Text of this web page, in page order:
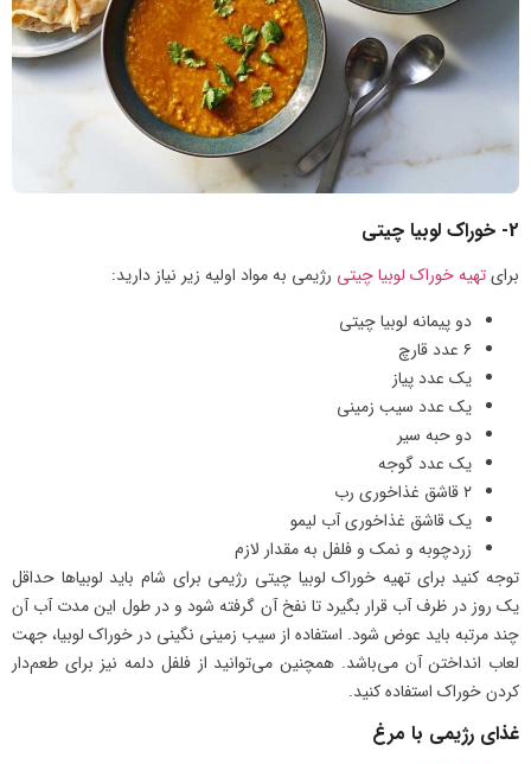
2- خوراک لوبیا چیتی
برایتهیه خوراک لوبیا چیتی رژیمی به مواد اولیه زیر نیاز دارید:
دو پیمانه لوبیا چیتی
۶ عدد قارچ
یک عدد پیاز
یک عدد سیب زمینی
دو حبه سیر
یک عدد گوجه
۲ قاشق غذاخوری رب
یک قاشق غذاخوری آب لیمو
زردچوبه و نمک و فلفل به مقدار لازم
توجه کنید برای تهیه خوراک لوبیا چیتی رژیمی برای شام باید لوبیاها حداقل
یک روز در ظرف آب قرار بگیرد تا نفخ آن گرفته شود و در طول این مدت آب آن
چند مرتبه باید عوض شود. استفاده از سیب زمینی نگینی در خوراک لوبیا، جهت
لعاب انداختن آن می‌باشد. همچنین می‌توانید از فلفل دلمه نیز برای طعم‌دار
کردن خوراک استفاده کنید.
غذای رژیمی با مرغ